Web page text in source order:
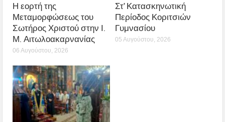
Η εορτή της
Μεταμορφώσεως του
Σωτήρος Χριστού στην Ι.
Μ. Αιτωλοακαρνανίας
06 Αυγούστου, 2026
Στ’ Κατασκηνωτική
Περίοδος Κοριτσιών
Γυμνασίου
05 Αυγούστου, 2026